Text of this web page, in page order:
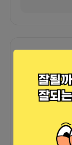
커피챗 0